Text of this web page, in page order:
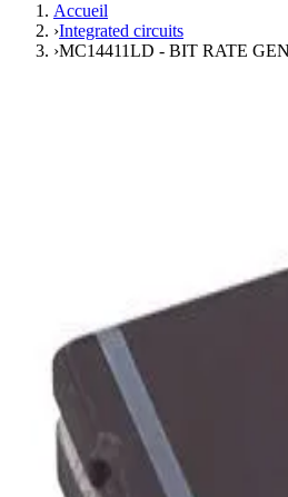
Accueil
›Integrated circuits
›MC14411LD - BIT RATE